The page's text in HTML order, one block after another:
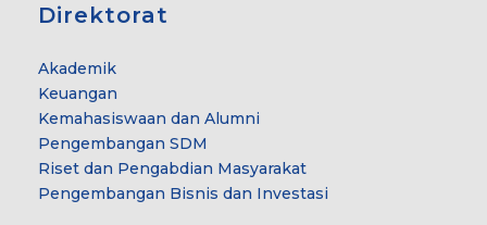
Direktorat
Akademik
Keuangan
Kemahasiswaan dan Alumni
Pengembangan SDM
Riset dan Pengabdian Masyarakat
Pengembangan Bisnis dan Investasi